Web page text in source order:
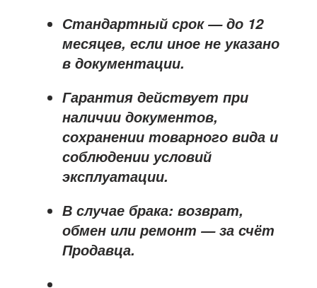
Стандартный срок — до 12
месяцев, если иное не указано
в документации.
Гарантия действует при
наличии документов,
сохранении товарного вида и
соблюдении условий
эксплуатации.
В случае брака: возврат,
обмен или ремонт —за счёт
Продавца.